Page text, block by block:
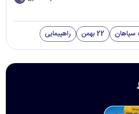
سپاهان 22 بهمن راهپیمایی